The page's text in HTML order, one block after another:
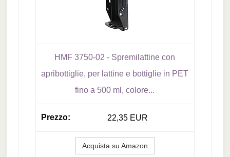
HMF 3750-02 - Spremilattine con
apribottiglie, per lattine e bottiglie in PET
fino a 500 ml, colore...
22,35 EUR
Acquista su Amazon